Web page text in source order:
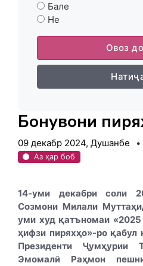
Бале
Не
Овоз
Бонувони
09 декабр 2024, Душанбе
Аз ҳар боб
14-уми декабри соли
Созмони Милали
уми худ қатъномаи
ҳифзи пиряхҳо»-ро
Президенти Ҷумҳурии
Эмомалӣ Раҳмон